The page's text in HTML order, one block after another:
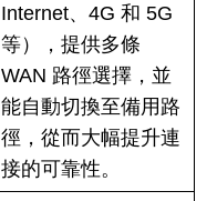
Internet、4G 和 5G
等），提供多條
WAN 路徑選擇，並
能自動切換至備用路
徑，從而大幅提升連
接的可靠性。​​​​​​​